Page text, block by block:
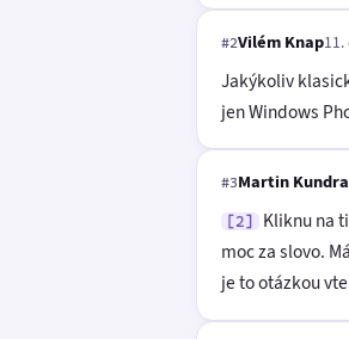
#2Vilém Knap11.
Jakýkoliv
jen Windows
#3Martin
[2]
Kliknu na
moc za slovo.
je to otázkou